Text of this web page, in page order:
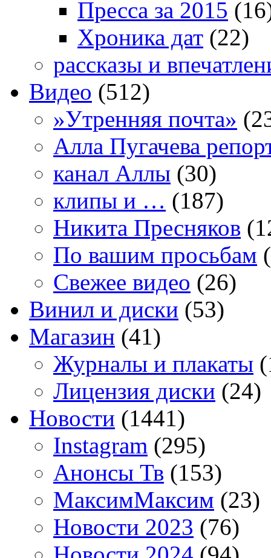
Пресса за 2015
Хроника дат (22)
рассказы и
Видео (512)
»Утренняя почта»
Алла Пугачева
канал Аллы (30)
клипы и … (187)
Никита Пресняков
По вашим просьбам
Свежее видео (26)
Винил и диски (53)
Магазин (41)
Журналы и плакаты
Лицензия диски (24)
Новости (1441)
Instagram (295)
Анонсы Тв (153)
МаксимМаксим (23)
Новости 2023 (76)